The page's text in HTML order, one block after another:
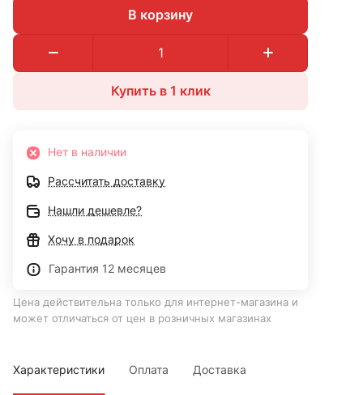
В корзину
Купить в 1 клик
Нет в наличии
Рассчитать доставку
Нашли дешевле?
Хочу в подарок
Гарантия 12 месяцев
Цена действительна только для интернет-магазина и
может отличаться от цен в розничных магазинах
Характеристики Оплата Доставка